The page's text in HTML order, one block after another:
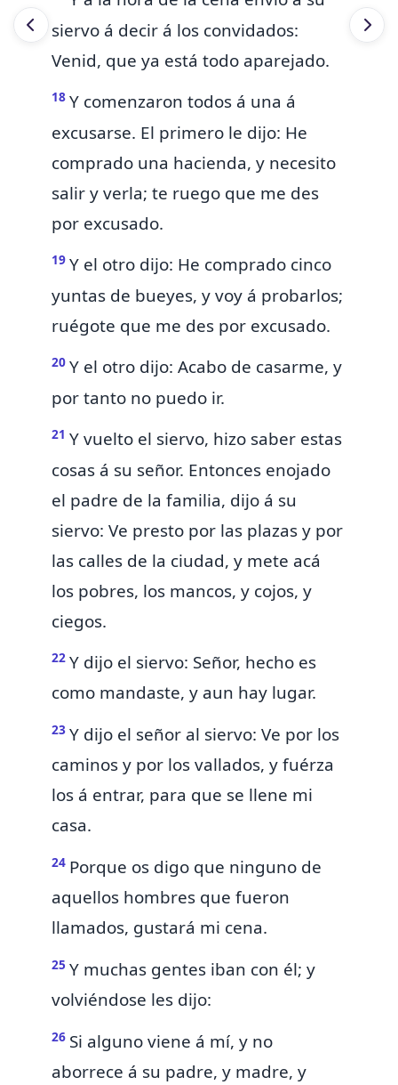
siervo á decir á los convidados:
Venid, que ya está todo aparejado.
18 Y comenzaron todos á una á
excusarse. El primero le dijo: He
comprado una hacienda, y necesito
salir y verla; te ruego que me des
por excusado.
19 Y el otro dijo: He comprado cinco
yuntas de bueyes, y voy á probarlos;
ruégote que me des por excusado.
20 Y el otro dijo: Acabo de casarme, y
por tanto no puedo ir.
21 Y vuelto el siervo, hizo saber estas
cosas á su señor. Entonces enojado
el padre de la familia, dijo á su
siervo: Ve presto por las plazas y por
las calles de la ciudad, y mete acá
los pobres, los mancos, y cojos, y
ciegos.
22 Y dijo el siervo: Señor, hecho es
como mandaste, y aun hay lugar.
23 Y dijo el señor al siervo: Ve por los
caminos y por los vallados, y fuérza
los á entrar, para que se llene mi
casa.
24 Porque os digo que ninguno de
aquellos hombres que fueron
llamados, gustará mi cena.
25 Y muchas gentes iban con él; y
volviéndose les dijo:
26 Si alguno viene á mí, y no
aborrece á su padre, y madre, y